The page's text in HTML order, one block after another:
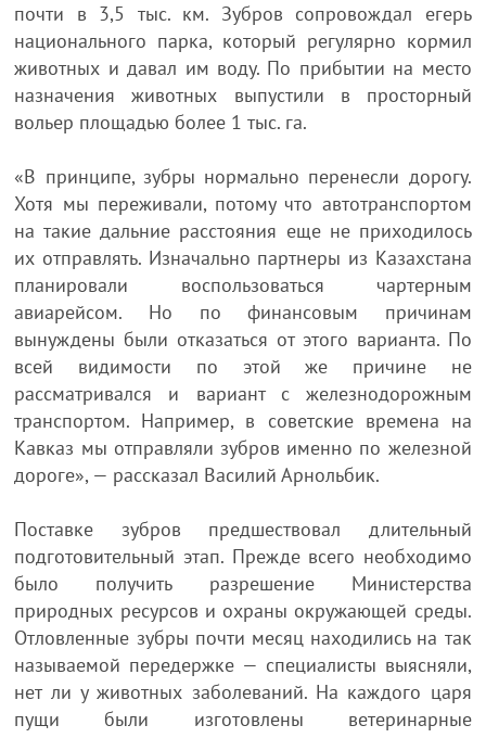
почти в 3,5 тыс. км. Зубров сопровождал егерь
национального парка, который регулярно кормил
животных и давал им воду. По прибытии на место
назначения животных выпустили в просторный
вольер площадью более 1 тыс. га.
«В принципе, зубры нормально перенесли дорогу.
Хотя мы переживали, потому что автотранспортом
на такие дальние расстояния еще не приходилось
их отправлять. Изначально партнеры из Казахстана
планировали воспользоваться чартерным
авиарейсом. Но по финансовым причинам
вынуждены были отказаться от этого варианта. По
всей видимости по этой же причине не
рассматривался и вариант с железнодорожным
транспортом. Например, в советские времена на
Кавказ мы отправляли зубров именно по железной
дороге», — рассказал Василий Арнольбик.
Поставке зубров предшествовал длительный
подготовительный этап. Прежде всего необходимо
было получить разрешение Министерства
природных ресурсов и охраны окружающей среды.
Отловленные зубры почти месяц находились на так
называемой передержке — специалисты выясняли,
нет ли у животных заболеваний. На каждого царя
пущи были изготовлены ветеринарные